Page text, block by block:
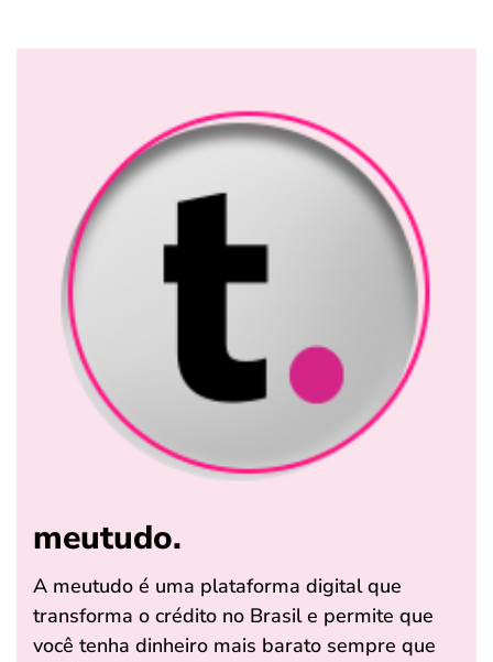
meutudo.
A meutudo é uma plataforma digital que
transforma o crédito no Brasil e permite que
você tenha dinheiro mais barato sempre que